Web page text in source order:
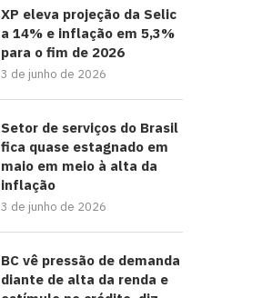
XP eleva projeção da Selic
a 14% e inflação em 5,3%
para o fim de 2026
3 de junho de 2026
Setor de serviços do Brasil
fica quase estagnado em
maio em meio à alta da
inflação
3 de junho de 2026
BC vê pressão de demanda
diante de alta da renda e